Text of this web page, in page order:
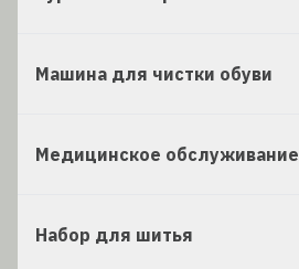
Машина для чистки обуви
Медицинское обслуживание
Набор для шитья